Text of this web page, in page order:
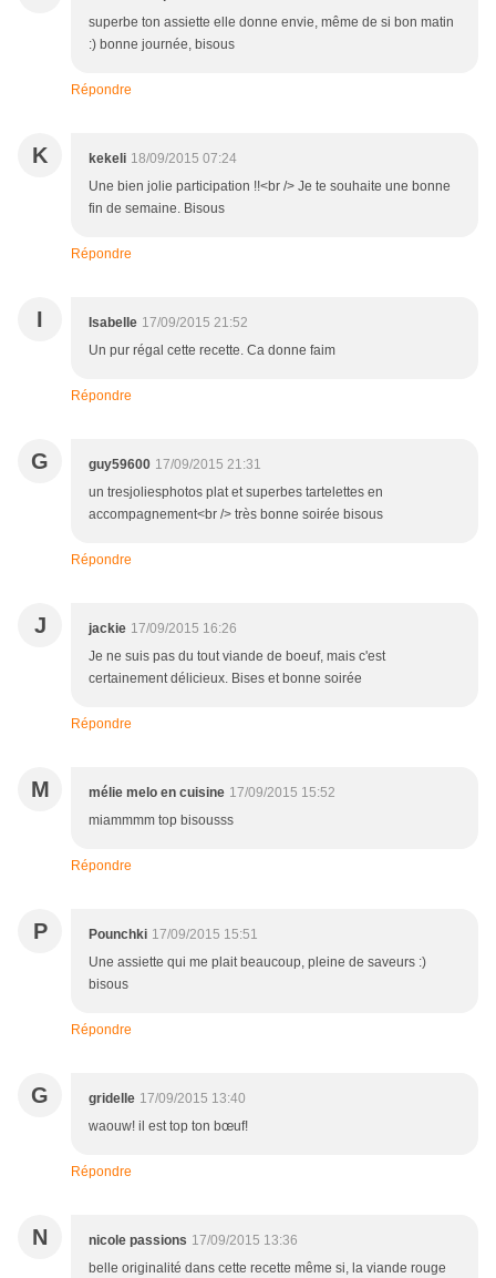
superbe ton assiette elle donne envie, même de si bon matin
:) bonne journée, bisous
Répondre
K kekeli 18/09/2015 07:24
Une bien jolie participation !!<br /> Je te souhaite une bonne
fin de semaine. Bisous
Répondre
I Isabelle 17/09/2015 21:52
Un pur régal cette recette. Ca donne faim
Répondre
G guy59600 17/09/2015 21:31
un tresjoliesphotos plat et superbes tartelettes en
accompagnement<br /> très bonne soirée bisous
Répondre
J jackie 17/09/2015 16:26
Je ne suis pas du tout viande de boeuf, mais c'est
certainement délicieux. Bises et bonne soirée
Répondre
M mélie melo en cuisine 17/09/2015 15:52
miammmm top bisousss
Répondre
P Pounchki 17/09/2015 15:51
Une assiette qui me plait beaucoup, pleine de saveurs :)
bisous
Répondre
G gridelle 17/09/2015 13:40
waouw! il est top ton bœuf!
Répondre
N nicole passions 17/09/2015 13:36
belle originalité dans cette recette même si, la viande rouge